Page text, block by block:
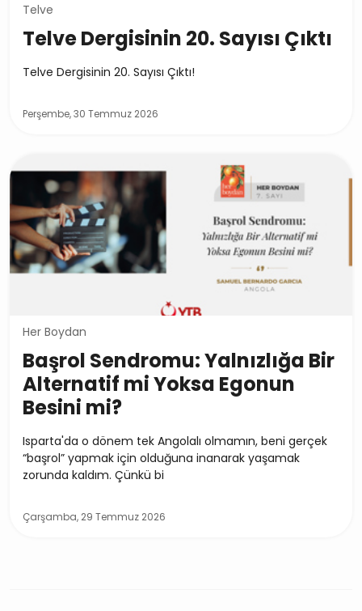
Telve
Telve Dergisinin 20. Sayısı Çıktı
Telve Dergisinin 20. Sayısı Çıktı!
Perşembe, 30 Temmuz 2026
Her Boydan
Başrol Sendromu: Yalnızlığa Bir
Alternatif mi Yoksa Egonun
Besini mi?
Isparta'da o dönem tek Angolalı olmamın, beni gerçek
“başrol” yapmak için olduğuna inanarak yaşamak
zorunda kaldım. Çünkü bi
Çarşamba, 29 Temmuz 2026